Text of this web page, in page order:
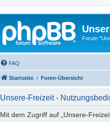
Forum
FAQ
Startseite Foren-Übersicht
Unsere-Freizeit -
Mit dem Zugriff auf „Unsere-